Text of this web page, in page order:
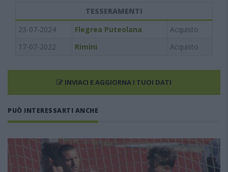
TESSERAMENTI
23-07-2024
Flegrea Puteolana
Acquisto
17-07-2022
Rimini Acquisto
INVIACI E AGGIORNA I TUOI DATI
PUÒ INTERESSARTI ANCHE